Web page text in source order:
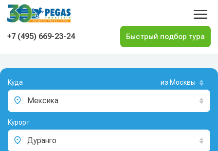
На главную
+7 (495) 669-23-24
Куда из Москвы
Мексика
Курорт
Дуранго